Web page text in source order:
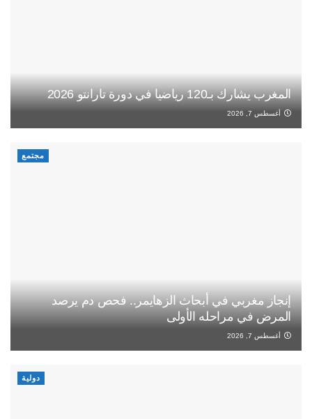
المغرب يشارك بـ120 رياضيا في دورة تارانتو 2026
أغسطس 7, 2026
مجتمع
إنجاز مغربي في أبحاث الزهايمر.. فحص دم يرصد
المرض في مراحله الأولى
أغسطس 7, 2026
دولية